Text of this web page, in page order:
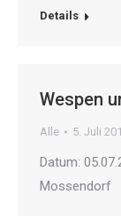
Details
Wespen
Alle 5. Juli
Datum:
Mossendorf